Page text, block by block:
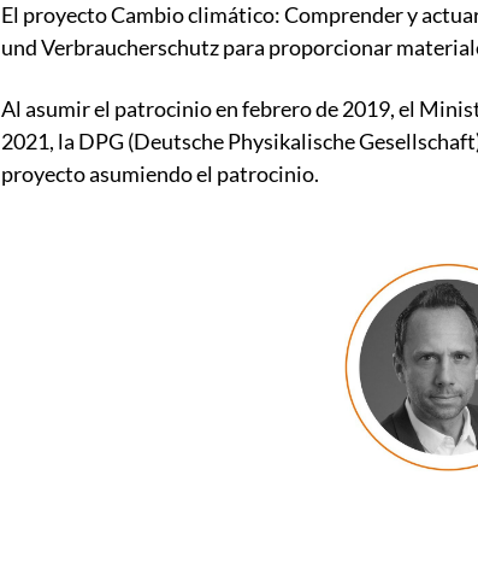
El proyecto Cambio climático: Comprender y
und Verbraucherschutz para proporcionar
Al asumir el patrocinio en febrero de 2019, el
2021, la DPG (Deutsche Physikalische
proyecto asumiendo el patrocinio.